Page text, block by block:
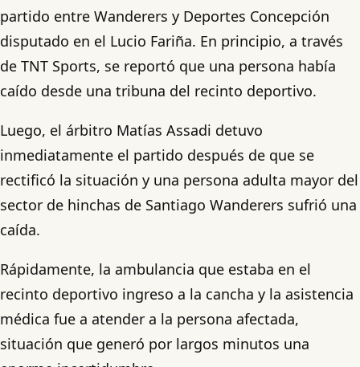
partido entre Wanderers y Deportes Concepción
disputado en el Lucio Fariña. En principio, a través
de TNT Sports, se reportó que una persona había
caído desde una tribuna del recinto deportivo.
Luego, el árbitro Matías Assadi detuvo
inmediatamente el partido después de que se
rectificó la situación y una persona adulta mayor del
sector de hinchas de Santiago Wanderers sufrió una
caída.
Rápidamente, la ambulancia que estaba en el
recinto deportivo ingreso a la cancha y la asistencia
médica fue a atender a la persona afectada,
situación que generó por largos minutos una